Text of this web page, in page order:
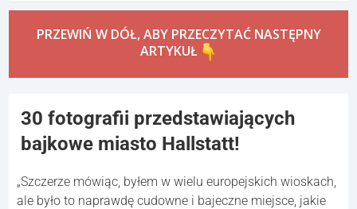
PRZEWIŃ W DÓŁ, ABY PRZECZYTAĆ NASTĘPNY
ARTYKUŁ
30 fotografii przedstawiających
bajkowe miasto Hallstatt!
„Szczerze mówiąc, byłem w wielu europejskich wioskach,
ale było to naprawdę cudowne i bajeczne miejsce, jakie